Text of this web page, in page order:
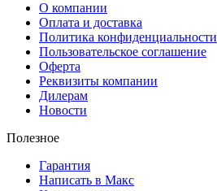
О компании
Оплата и доставка
Политика конфиденциальности
Пользовательское соглашение
Оферта
Реквизиты компании
Дилерам
Новости
Полезное
Гарантия
Написать в Макс